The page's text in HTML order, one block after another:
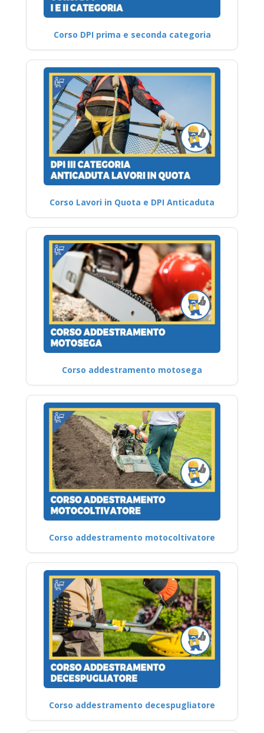
Corso DPI prima e seconda categoria
Corso Lavori in Quota e DPI Anticaduta
Corso addestramento motosega
Corso addestramento motocoltivatore
Corso addestramento decespugliatore